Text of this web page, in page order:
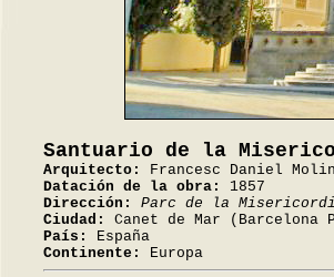
Santuario de la
Arquitecto:
Francesc Daniel
Datación de la obra:
1857
Dirección:
Parc de la
Ciudad:
Canet de Mar (Barcelona
País:
España
Continente:
Europa